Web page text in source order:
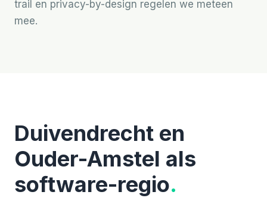
trail en privacy-by-design regelen we meteen
mee.
Duivendrecht en
Ouder-Amstel als
software-regio.